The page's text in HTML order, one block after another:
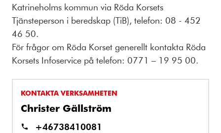
Katrineholms kommun via Röda Korsets
Tjänsteperson i beredskap (TiB), telefon: 08 - 452
46 50.
För frågor om Röda Korset generellt kontakta Röda
Korsets Infoservice på telefon: 0771 – 19 95 00.
KONTAKTA VERKSAMHETEN
Christer Gällström
+46738410081